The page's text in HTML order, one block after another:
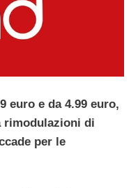
euro e da 4.99 euro,
rimodulazioni di
per le